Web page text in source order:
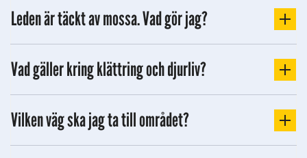
Leden är täckt av mossa. Vad gör jag?
Vad gäller kring klättring och djurliv?
Vilken väg ska jag ta till området?